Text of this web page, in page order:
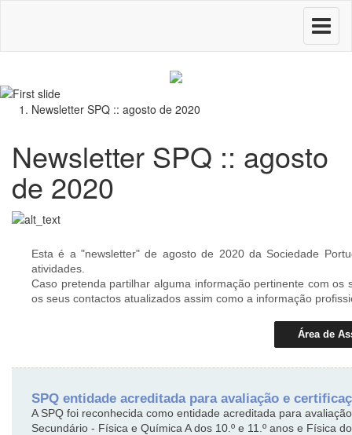
Toggle
Newsletter SPQ :: agosto de 2020
Newsletter SPQ :: agosto
de 2020
Esta é a "newsletter" de agosto de 2020 da Sociedade
atividades.
Caso pretenda partilhar alguma informação pertinente com
os seus contactos atualizados assim como a informação
Área de
SPQ entidade acreditada para avaliação e
A SPQ foi reconhecida como entidade acreditada para
Secundário - Física e Química A dos 10.º e 11.º anos e Física